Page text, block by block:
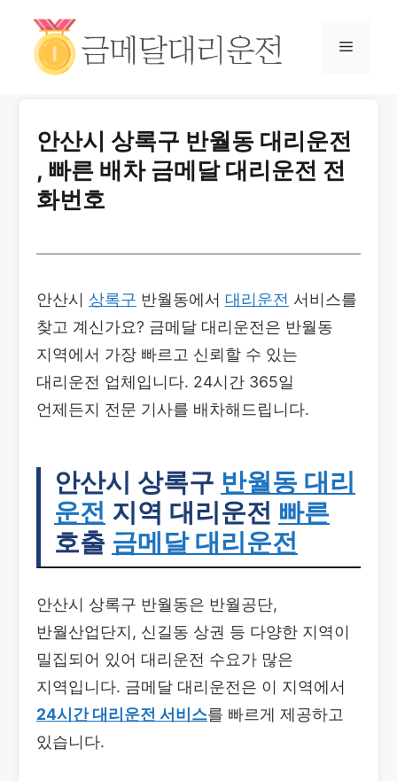
안산시 상록구 반월동 대리운전
, 빠른 배차 금메달 대리운전 전
화번호
안산시 상록구 반월동에서 대리운전 서비스를
찾고 계신가요? 금메달 대리운전은 반월동
지역에서 가장 빠르고 신뢰할 수 있는
대리운전 업체입니다. 24시간 365일
언제든지 전문 기사를 배차해드립니다.
안산시 상록구 반월동 대리
운전 지역 대리운전 빠른
호출 금메달 대리운전
안산시 상록구 반월동은 반월공단,
반월산업단지, 신길동 상권 등 다양한 지역이
밀집되어 있어 대리운전 수요가 많은
지역입니다. 금메달 대리운전은 이 지역에서
24시간 대리운전 서비스를 빠르게 제공하고
있습니다.